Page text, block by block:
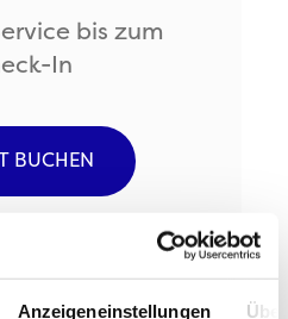
Anzeigeneinstellungen
bis zum
In
BUCHEN